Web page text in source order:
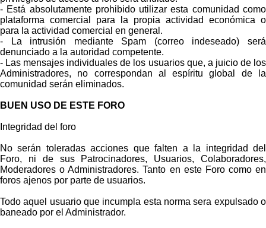
- Está absolutamente prohibido utilizar esta comunidad como
plataforma comercial para la propia actividad económica o
para la actividad comercial en general.
- La intrusión mediante Spam (correo indeseado) será
denunciado a la autoridad competente.
- Las mensajes individuales de los usuarios que, a juicio de los
Administradores, no correspondan al espíritu global de la
comunidad serán eliminados.
BUEN USO DE ESTE FORO
Integridad del foro
No serán toleradas acciones que falten a la integridad del
Foro, ni de sus Patrocinadores, Usuarios, Colaboradores,
Moderadores o Administradores. Tanto en este Foro como en
foros ajenos por parte de usuarios.
Todo aquel usuario que incumpla esta norma sera expulsado o
baneado por el Administrador.